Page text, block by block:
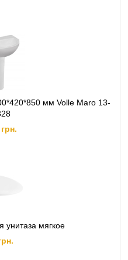
мм Volle Maro 13-
унитаза мягкое